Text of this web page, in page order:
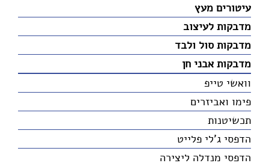
עיטורים מעץ
מדבקות לעיצוב
מדבקות סול ולבד
מדבקות אבני חן
וואשי טייפ
פימו ואביזרים
תכשיטנות
הדפסי ג'לי פלייט
הדפסי מנדלה ליצירה